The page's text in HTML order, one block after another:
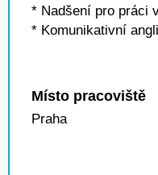
* Nadšení pro práci
* Komunikativní
Místo pracoviště
Praha